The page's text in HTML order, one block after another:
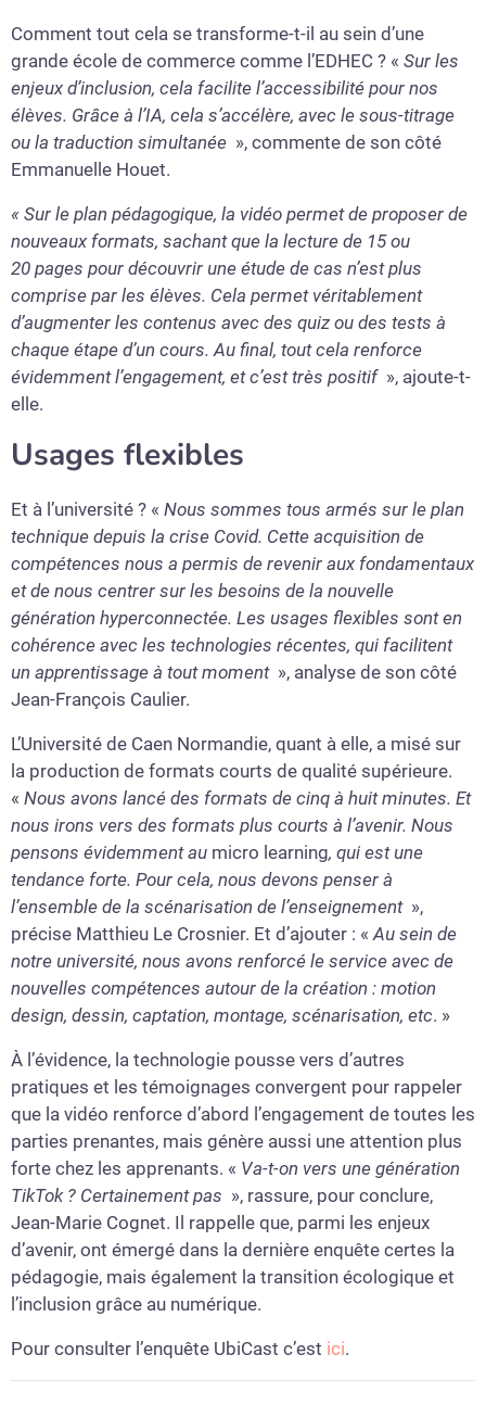
Comment tout cela se transforme-t-il au sein d’une
grande école de commerce comme l’EDHEC ? « Sur les
enjeux d’inclusion, cela facilite l’accessibilité pour nos
élèves. Grâce à l’IA, cela s’accélère, avec le sous-titrage
ou la traduction simultanée », commente de son côté
Emmanuelle Houet.
« Sur le plan pédagogique, la vidéo permet de proposer de
nouveaux formats, sachant que la lecture de 15 ou
20 pages pour découvrir une étude de cas n’est plus
comprise par les élèves. Cela permet véritablement
d’augmenter les contenus avec des quiz ou des tests à
chaque étape d’un cours. Au final, tout cela renforce
évidemment l’engagement, et c’est très positif », ajoute-t-
elle.
Usages flexibles
Et à l’université ? « Nous sommes tous armés sur le plan
technique depuis la crise Covid. Cette acquisition de
compétences nous a permis de revenir aux fondamentaux
et de nous centrer sur les besoins de la nouvelle
génération hyperconnectée. Les usages flexibles sont en
cohérence avec les technologies récentes, qui facilitent
un apprentissage à tout moment », analyse de son côté
Jean-François Caulier.
L’Université de Caen Normandie, quant à elle, a misé sur
la production de formats courts de qualité supérieure.
« Nous avons lancé des formats de cinq à huit minutes. Et
nous irons vers des formats plus courts à l’avenir. Nous
pensons évidemment au micro learning, qui est une
tendance forte. Pour cela, nous devons penser à
l’ensemble de la scénarisation de l’enseignement »,
précise Matthieu Le Crosnier. Et d’ajouter : « Au sein de
notre université, nous avons renforcé le service avec de
nouvelles compétences autour de la création : motion
design, dessin, captation, montage, scénarisation, etc. »
À l’évidence, la technologie pousse vers d’autres
pratiques et les témoignages convergent pour rappeler
que la vidéo renforce d’abord l’engagement de toutes les
parties prenantes, mais génère aussi une attention plus
forte chez les apprenants. « Va-t-on vers une génération
TikTok ? Certainement pas », rassure, pour conclure,
Jean-Marie Cognet. Il rappelle que, parmi les enjeux
d’avenir, ont émergé dans la dernière enquête certes la
pédagogie, mais également la transition écologique et
l’inclusion grâce au numérique.
Pour consulter l’enquête UbiCast c’est ici.